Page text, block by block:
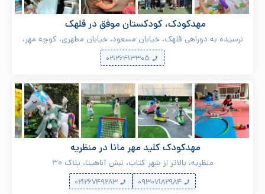
مهدکودک، کودکستان موفق در قلهک
نرسیده به دوراهی قلهک، خیابان مسعود، خیابان مطهری، کوچه مهر،
پلاک ۶
مهدکودک کلید مهر مانا در منظریه
منظریه، بالاتر از شهر کتاب، نبش آناهیتا، پلاک ۳۰
۰۹۳۰۷۱۸۲۹۸۴ ۰۲۱۲۶۷۴۹۲۸۳